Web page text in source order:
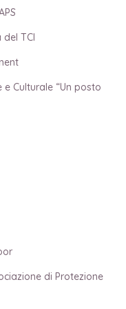
TCI
Culturale “Un posto
di Protezione